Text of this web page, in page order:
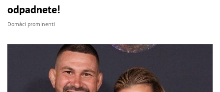
odpadnete!
Domáci prominenti